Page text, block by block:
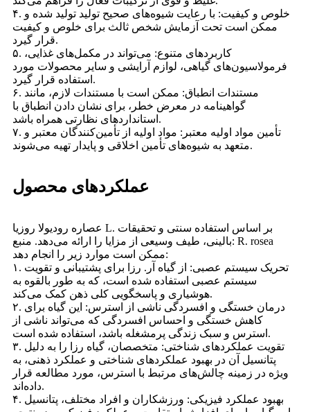
۴. خلوص و کیفیت: با رعایت شیوه‌های صحیح تولید تولید شده و
ممکن است تحت آزمایش شخص ثالث برای خلوص و کیفیت
قرار گیرد.
۵. کاربردهای متنوع: می‌تواند در مکمل‌های غذایی،
فرمولاسیون‌های گیاهی، لوازم آرایشی و سایر محصولات مورد
استفاده قرار گیرد.
۶. مستندات انطباق: ممکن است با مستندات لازم، مانند
گواهینامه در معرض خطر، برای نشان دادن انطباق با
استانداردهای نظارتی همراه باشد.
۷. تأمین مواد اولیه معتبر: مواد اولیه از تأمین‌کنندگان معتبر و
متعهد به شیوه‌های تأمین اخلاقی و پایدار تهیه می‌شوند.
عملکردهای محصول
عصاره رودیولا روزیا L. بر اساس استفاده سنتی و تحقیقات
بالینی، طیف وسیعی از مزایا را ارائه می‌دهد. منبع: R. rosea
ممکن است موارد زیر را انجام دهد:
۱. تحریک سیستم عصبی: از گیاه آر. رزا برای پشتیبانی و تقویت
سیستم عصبی استفاده شده است، که به طور بالقوه به
هوشیاری و پاسخگویی کلی ذهن کمک می‌کند.
۲. درمان خستگی و افسردگی ناشی از استرس: این گیاه برای
کاهش خستگی و احساس افسردگی که می‌تواند ناشی از
استرس و سبک زندگی پرمشغله باشد، استفاده شده است.
۳. تقویت عملکردهای شناختی: متخصصان، گیاه رزا را به دلیل
پتانسیل آن در بهبود عملکردهای شناختی و عملکرد ذهنی، به
ویژه در زمینه چالش‌های مرتبط با استرس، مورد مطالعه قرار
داده‌اند.
۴. بهبود عملکرد فیزیکی: ورزشکاران و افراد مختلف، پتانسیل